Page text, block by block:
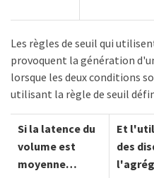
Les règles de seuil qui
provoquent la génération
lorsque les deux conditions
utilisant la règle de seuil
Si la latence du
volume est
moyenne…​
Et
des